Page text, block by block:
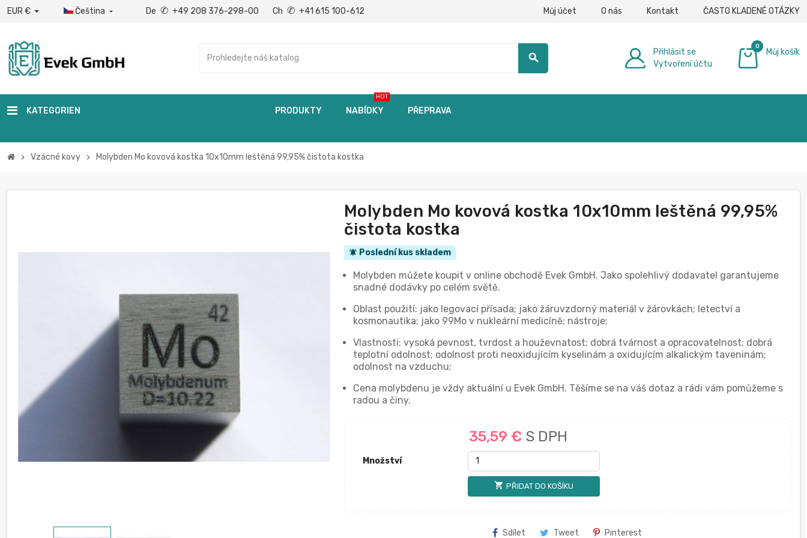
EUR € Čeština  De ✆ +49 208 376-298-00 Ch ✆ +41 615 100-612 Můj účet O nás Kontakt ČASTO KLADENÉ OTÁZKY
search
Přihlásit se
Vytvoření účtu
0
Můj košík
KATEGORIEN PRODUKTY NABÍDKY
HOT
PŘEPRAVA
chevron_right Vzácné kovy chevron_right Molybden Mo kovová kostka 10x10mm leštěná 99,95% čistota kostka
Molybden Mo kovová kostka 10x10mm leštěná 99,95%
čistota kostka
notifications_active Poslední kus skladem
Molybden můžete koupit v online obchodě Evek GmbH. Jako spolehlivý dodavatel garantujeme
snadné dodávky po celém světě.
Oblast použití: jako legovací přísada; jako žáruvzdorný materiál v žárovkách; letectví a
kosmonautika; jako 99Mo v nukleární medicíně; nástroje;
Vlastnosti: vysoká pevnost, tvrdost a houževnatost; dobrá tvárnost a opracovatelnost; dobrá
teplotní odolnost; odolnost proti neoxidujícím kyselinám a oxidujícím alkalickým taveninám;
odolnost na vzduchu;
Cena molybdenu je vždy aktuální u Evek GmbH. Těšíme se na váš dotaz a rádi vám pomůžeme s
radou a činy.
35,59 € S DPH
Množství
shopping_cart PŘIDAT DO KOŠÍKU
Sdílet Tweet Pinterest